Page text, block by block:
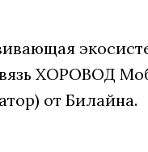
ХОРОВОД
от Билайна.